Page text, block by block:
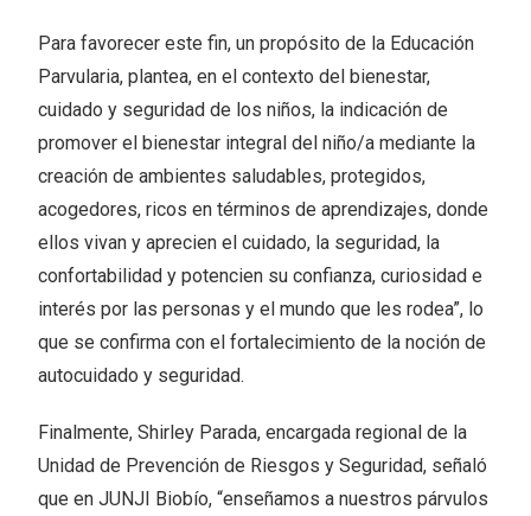
Para favorecer este fin, un propósito de la Educación
Parvularia, plantea, en el contexto del bienestar,
cuidado y seguridad de los niños, la indicación de
promover el bienestar integral del niño/a mediante la
creación de ambientes saludables, protegidos,
acogedores, ricos en términos de aprendizajes, donde
ellos vivan y aprecien el cuidado, la seguridad, la
confortabilidad y potencien su confianza, curiosidad e
interés por las personas y el mundo que les rodea”, lo
que se confirma con el fortalecimiento de la noción de
autocuidado y seguridad.
Finalmente, Shirley Parada, encargada regional de la
Unidad de Prevención de Riesgos y Seguridad, señaló
que en JUNJI Biobío, “enseñamos a nuestros párvulos